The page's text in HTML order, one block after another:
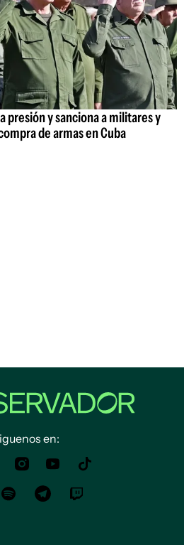
presión y sanciona a militares y
de armas en Cuba
en: